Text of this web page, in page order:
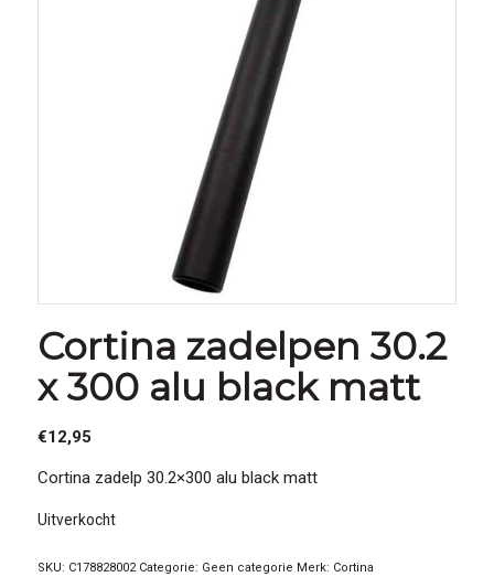
Cortina zadelpen 30.2
x 300 alu black matt
€12,95
Cortina zadelp 30.2×300 alu black matt
Uitverkocht
SKU: C178828002 Categorie: Geen categorie Merk: Cortina